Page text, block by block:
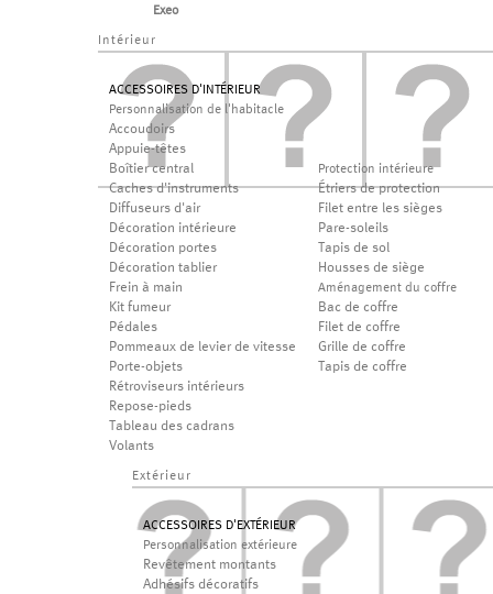
Exeo
Intérieur
ACCESSOIRES D'INTÉRIEUR
Personnalisation de l'habitacle
Accoudoirs
Appuie-têtes
Boîtier central
Caches d'instruments
Diffuseurs d'air
Décoration intérieure
Décoration portes
Décoration tablier
Frein à main
Kit fumeur
Pédales
Pommeaux de levier de vitesse
Porte-objets
Rétroviseurs intérieurs
Repose-pieds
Tableau des cadrans
Volants
Protection intérieure
Étriers de protection
Filet entre les sièges
Pare-soleils
Tapis de sol
Housses de siège
Aménagement du coffre
Bac de coffre
Filet de coffre
Grille de coffre
Tapis de coffre
Extérieur
ACCESSOIRES D'EXTÉRIEUR
Personnalisation extérieure
Revêtement montants
Adhésifs décoratifs